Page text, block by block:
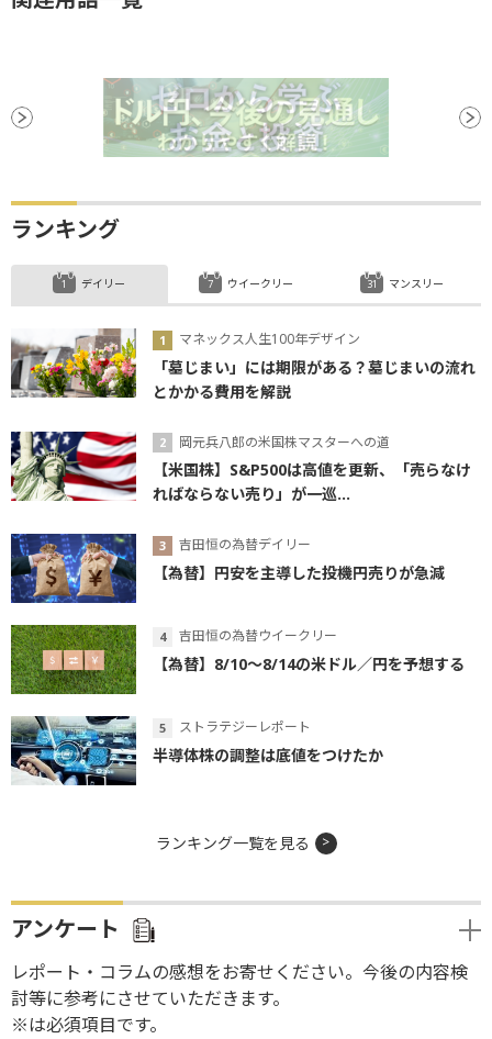
ランキング
デイリー
マネックス人生100年デザイン
「墓じまい」には期限がある？墓じまいの流れ
とかかる費用を解説
岡元兵八郎の米国株マスターへの道
【米国株】S&P500は高値を更新、「売らなけ
ればならない売り」が一巡...
吉田恒の為替デイリー
【為替】円安を主導した投機円売りが急減
吉田恒の為替ウイークリー
【為替】8/10～8/14の米ドル／円を予想する
ストラテジーレポート
半導体株の調整は底値をつけたか
ウイークリー マンスリー
ランキング一覧を見る
アンケート
レポート・コラムの感想をお寄せください。今後の内容検
討等に参考にさせていただきます。
※は必須項目です。